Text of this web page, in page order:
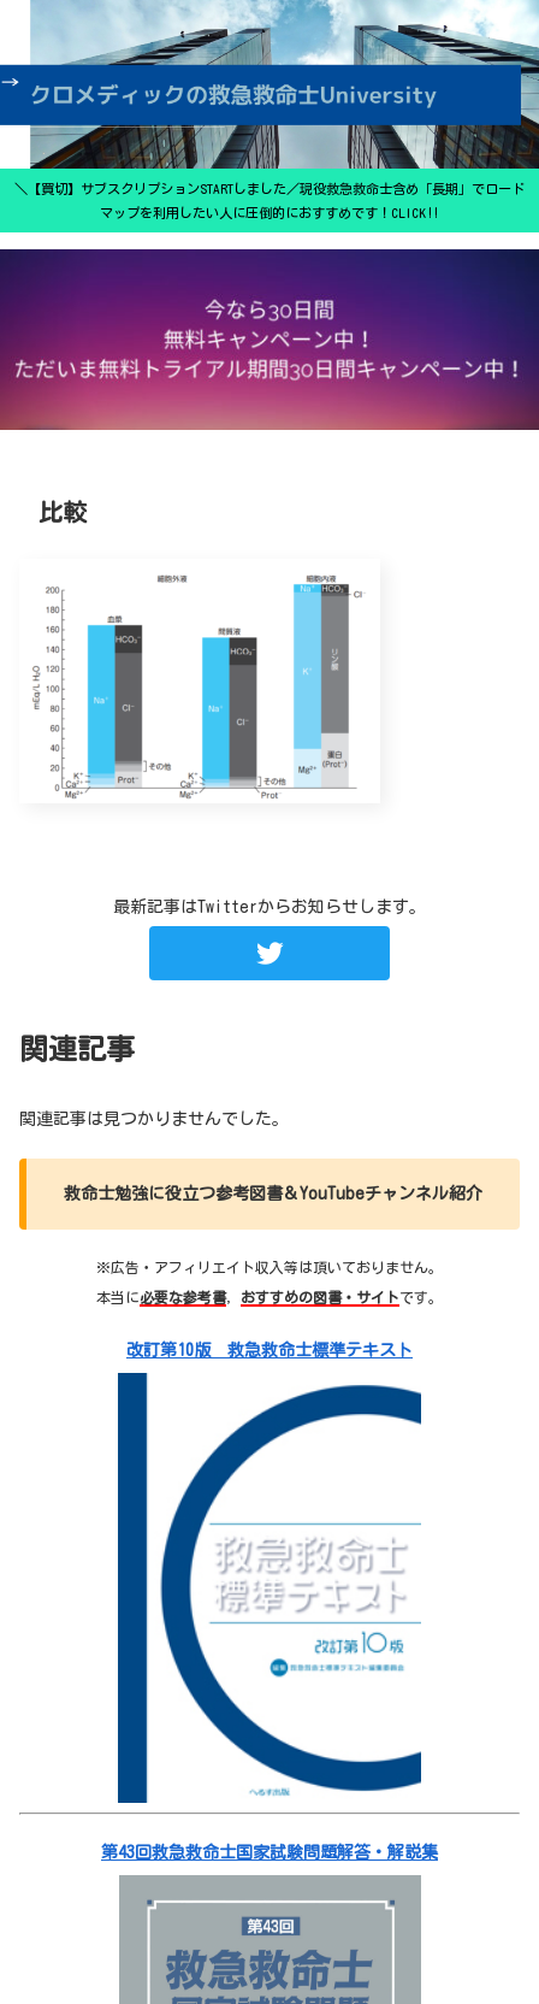
＼【買切】サブスクリプションSTARTしました／現役救急救命士含め「長期」でロード
マップを利用したい人に圧倒的におすすめです！CLICK‼
比較
最新記事はTwitterからお知らせします。
関連記事
関連記事は見つかりませんでした。
救命士勉強に役立つ参考図書＆YouTubeチャンネル紹介
※広告・アフィリエイト収入等は頂いておりません。
本当に必要な参考書， おすすめの図書・サイトです。
改訂第10版 救急救命士標準テキスト
第43回救急救命士国家試験問題解答・解説集